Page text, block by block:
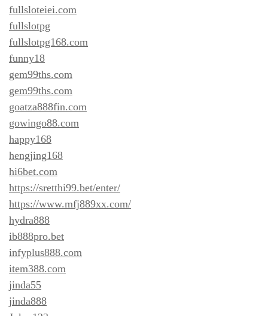
fullsloteiei.com
fullslotpg
fullslotpg168.com
funny18
gem99ths.com
gem99ths.com
goatza888fin.com
gowingo88.com
happy168
hengjing168
hi6bet.com
https://sretthi99.bet/enter/
https://www.mfj889xx.com/
hydra888
ib888pro.bet
infyplus888.com
item388.com
jinda55
jinda888